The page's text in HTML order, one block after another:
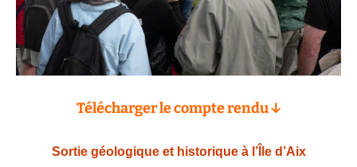
Télécharger le compte rendu ↓
Sortie géologique et historique à l’Île d’Aix